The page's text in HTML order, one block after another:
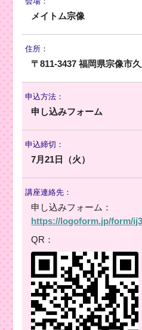
メイトム宗像
住所：
〒811-3437 福岡県宗像市
申込方法：
申し込みフォーム
申込締切：
7月21日（火）
講座連絡先：
申し込みフォーム：
https://logoform.jp/form/
QR：